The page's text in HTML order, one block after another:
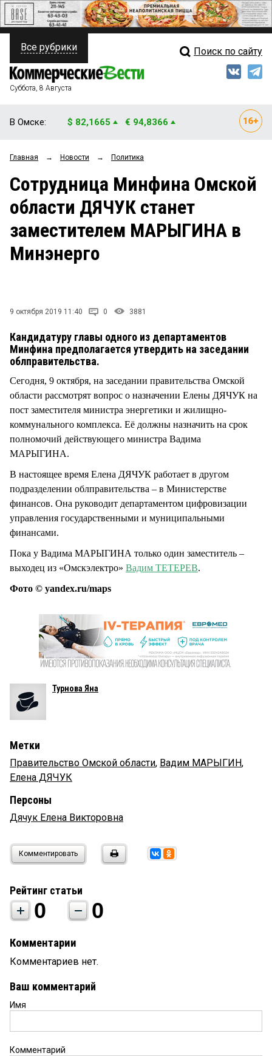
ПОЛИТИКА
ФИНАНСЫ
ОБЩЕСТВО
ЗАКОН
НОВОСТИ КОМПАНИЙ
ПРОИСШЕСТВИЯ
Свежий выпуск
Рейтинги
Блоги
Архив
Все рубрики Поиск по сайту
Суббота, 8 Августа
В Омске: $ 82,1665 € 94,8366
Главная → Новости → Политика
Сотрудница Минфина Омской
области ДЯЧУК станет
заместителем МАРЫГИНА в
Минэнерго
9 октября 2019 11:40 0 3881
Кандидатуру главы одного из департаментов
Минфина предполагается утвердить на заседании
облправительства.
Сегодня, 9 октября, на заседании правительства Омской
области рассмотрят вопрос о назначении Елены ДЯЧУК на
пост заместителя министра энергетики и жилищно-
коммунального комплекса. Её должны назначить на срок
полномочий действующего министра Вадима
МАРЫГИНА.
В настоящее время Елена ДЯЧУК работает в другом
подразделении облправительства – в Министерстве
финансов. Она руководит департаментом цифровизации
управления государственными и муниципальными
финансами.
Пока у Вадима МАРЫГИНА только один заместитель –
выходец из «Омскэлектро» Вадим ТЕТЕРЕВ.
Фото © yandex.ru/maps
Турнова Яна
Метки
Правительство Омской области, Вадим МАРЫГИН,
Елена ДЯЧУК
Персоны
Дячук Елена Викторовна
Комментировать
Рейтинг статьи
0 0
Комментарии
Комментариев нет.
Ваш комментарий
Имя
Комментарий